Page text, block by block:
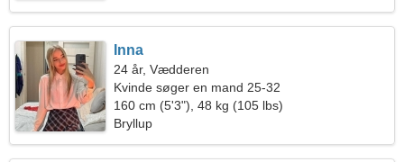
Inna
24 år, Vædderen
Kvinde søger en mand 25-32
160 cm (5'3"), 48 kg (105 lbs)
Bryllup